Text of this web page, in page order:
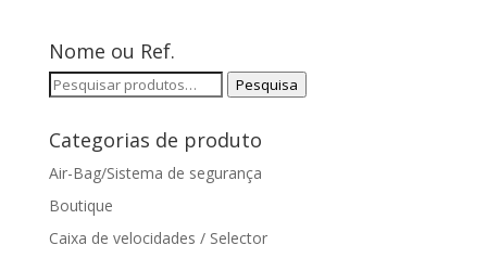
Nome ou Ref.
Pesquisar
Pesquisa
Categorias de produto
Air-Bag/Sistema de segurança
Boutique
Caixa de velocidades / Selector